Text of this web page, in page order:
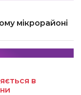
мікрорайоні
в